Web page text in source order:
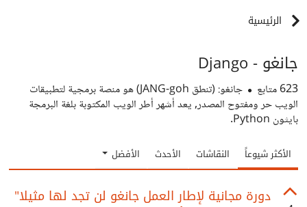
الرئيسية
جانغو - Django
623متابع
جانغو: (تنطق JANG-goh) هو منصة برمجية لتطبيقات
الويب حر ومفتوح المصدر, يعد أشهر أطر الويب المكتوبة بلغة البرمجة
بايثون Python.
الأكثر شيوعاً النقاشات الأحدث الأفضل
دورة مجانية لإطار العمل جانغو لن تجد لها مثيلا"